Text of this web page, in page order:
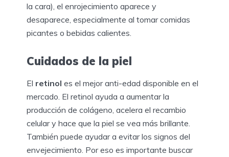
la cara), el enrojecimiento aparece y
desaparece, especialmente al tomar comidas
picantes o bebidas calientes.
Cuidados de la piel
El retinol es el mejor anti-edad disponible en el
mercado. El retinol ayuda a aumentar la
producción de colágeno, acelera el recambio
celular y hace que la piel se vea más brillante.
También puede ayudar a evitar los signos del
envejecimiento. Por eso es importante buscar